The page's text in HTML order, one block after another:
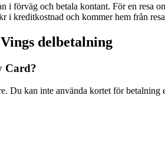
i förväg och betala kontant. För en resa
i kreditkostnad och kommer hem från
delbetalning
Card?
kan inte använda kortet för